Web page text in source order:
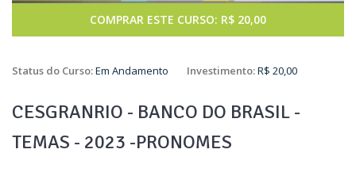
COMPRAR ESTE CURSO: R$ 20,00
Status do Curso:Em Andamento Investimento:R$ 20,00
CESGRANRIO - BANCO DO BRASIL -
TEMAS - 2023 -PRONOMES